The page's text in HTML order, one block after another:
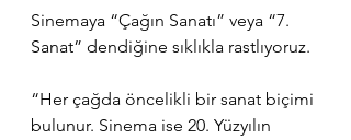
Sinemaya “Çağın Sanatı” veya “7.
Sanat” dendiğine sıklıkla rastlıyoruz.
“Her çağda öncelikli bir sanat biçimi
bulunur. Sinema ise 20. Yüzyılın